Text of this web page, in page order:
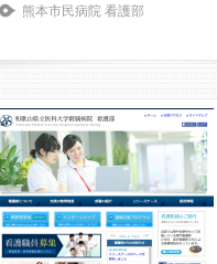
熊本市民病院 看護部